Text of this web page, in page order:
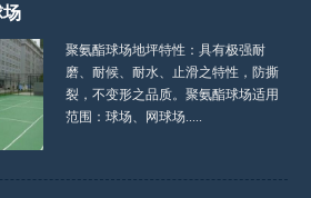
场
聚氨酯球场地坪特性：具有极强耐
磨、耐候、耐水、止滑之特性，防撕
裂，不变形之品质。聚氨酯球场适用
范围：球场、网球场.....